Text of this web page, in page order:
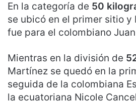
En la categoría de 50
se ubicó en el primer sitio y
fue para el colombiano
Mientras en la división de
Martínez se quedó en la
seguida de la colombiana
la ecuatoriana Nicole